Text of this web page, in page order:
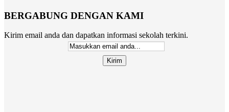
BERGABUNG DENGAN KAMI
Kirim email anda dan dapatkan informasi sekolah terkini.